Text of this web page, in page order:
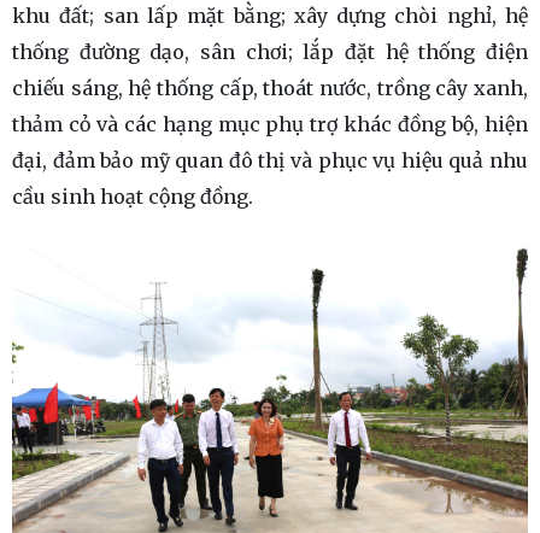
khu đất; san lấp mặt bằng; xây dựng chòi nghỉ, hệ
thống đường dạo, sân chơi; lắp đặt hệ thống điện
chiếu sáng, hệ thống cấp, thoát nước, trồng cây xanh,
thảm cỏ và các hạng mục phụ trợ khác đồng bộ, hiện
đại, đảm bảo mỹ quan đô thị và phục vụ hiệu quả nhu
cầu sinh hoạt cộng đồng.